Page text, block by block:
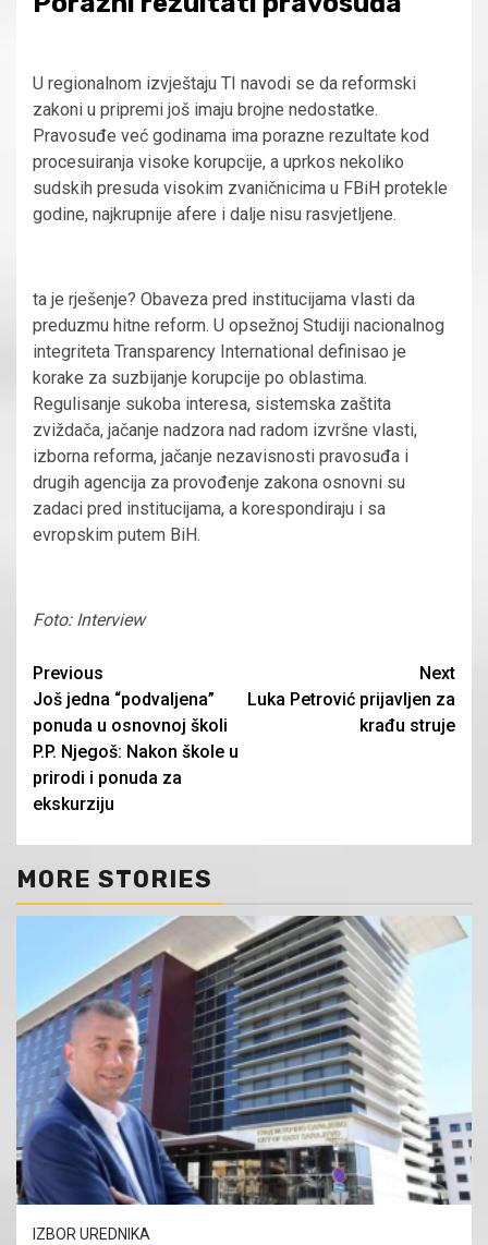
U regionalnom izvještaju TI navodi se da reformski
zakoni u pripremi još imaju brojne nedostatke.
Pravosuđe već godinama ima porazne rezultate kod
procesuiranja visoke korupcije, a uprkos nekoliko
sudskih presuda visokim zvaničnicima u FBiH protekle
godine, najkrupnije afere i dalje nisu rasvjetljene.
ta je rješenje? Obaveza pred institucijama vlasti da
preduzmu hitne reform. U opsežnoj Studiji nacionalnog
integriteta Transparency International definisao je
korake za suzbijanje korupcije po oblastima.
Regulisanje sukoba interesa, sistemska zaštita
zviždača, jačanje nadzora nad radom izvršne vlasti,
izborna reforma, jačanje nezavisnosti pravosuđa i
drugih agencija za provođenje zakona osnovni su
zadaci pred institucijama, a korespondiraju i sa
evropskim putem BiH.
Foto: Interview
Continue
Reading
Previous
Još jedna “podvaljena”
ponuda u osnovnoj školi
P.P. Njegoš: Nakon škole u
prirodi i ponuda za
ekskurziju
Next
Luka Petrović prijavljen za
krađu struje
MORE STORIES
IZBOR UREDNIKA